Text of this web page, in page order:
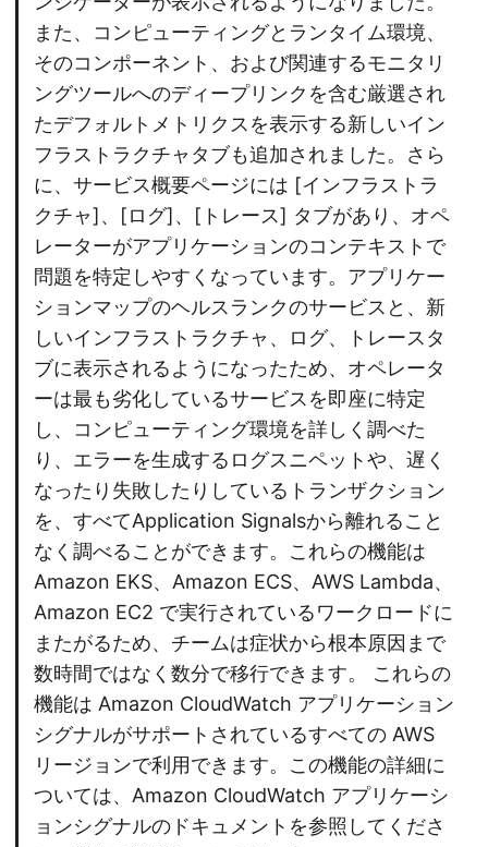
また、コンピューティングとランタイム環境、
そのコンポーネント、および関連するモニタリ
ングツールへのディープリンクを含む厳選され
たデフォルトメトリクスを表示する新しいイン
フラストラクチャタブも追加されました。さら
に、サービス概要ページには [インフラストラ
クチャ]、[ログ]、[トレース] タブがあり、オペ
レーターがアプリケーションのコンテキストで
問題を特定しやすくなっています。アプリケー
ションマップのヘルスランクのサービスと、新
しいインフラストラクチャ、ログ、トレースタ
ブに表示されるようになったため、オペレータ
ーは最も劣化しているサービスを即座に特定
し、コンピューティング環境を詳しく調べた
り、エラーを生成するログスニペットや、遅く
なったり失敗したりしているトランザクション
を、すべてApplication Signalsから離れること
なく調べることができます。これらの機能は
Amazon EKS、Amazon ECS、AWS Lambda、
Amazon EC2 で実行されているワークロードに
またがるため、チームは症状から根本原因まで
数時間ではなく数分で移行できます。 これらの
機能は Amazon CloudWatch アプリケーション
シグナルがサポートされているすべての AWS
リージョンで利用できます。この機能の詳細に
ついては、Amazon CloudWatch アプリケーシ
ョンシグナルのドキュメントを参照してくださ